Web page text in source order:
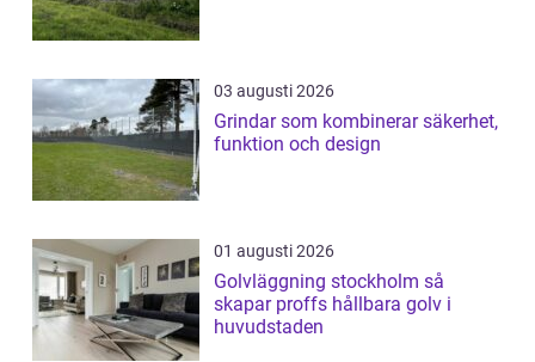
03 augusti 2026
Grindar som kombinerar säkerhet,
funktion och design
01 augusti 2026
Golvläggning stockholm så
skapar proffs hållbara golv i
huvudstaden